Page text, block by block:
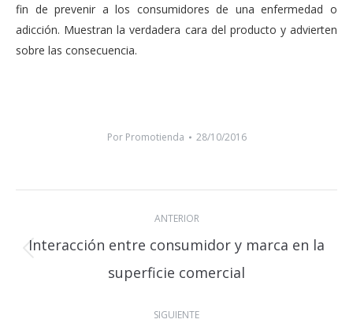
fin de prevenir a los consumidores de una enfermedad o
adicción. Muestran la verdadera cara del producto y advierten
sobre las consecuencia.
Por Promotienda 28/10/2016
publicaciones
ANTERIOR
anterior:
Interacción entre consumidor y marca en la
superficie comercial
SIGUIENTE